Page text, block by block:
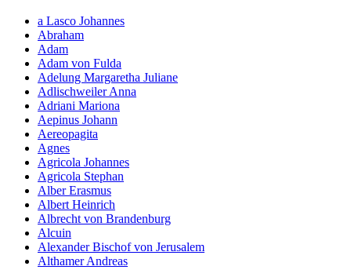
a Lasco Johannes
Abraham
Adam
Adam von Fulda
Adelung Margaretha Juliane
Adlischweiler Anna
Adriani Mariona
Aepinus Johann
Aereopagita
Agnes
Agricola Johannes
Agricola Stephan
Alber Erasmus
Albert Heinrich
Albrecht von Brandenburg
Alcuin
Alexander Bischof von Jerusalem
Althamer Andreas